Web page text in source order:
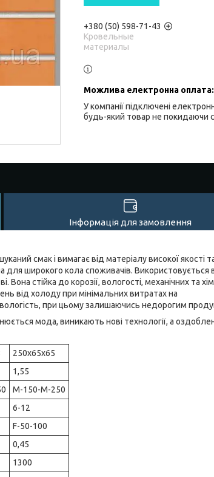
+380 (50) 598-71-43
Кровельные
материалы
У компанії підключені
будь-який товар не покидаючи
Інформація для замовлення
смак і вимагає від матеріалу високої якості
для широкого кола споживачів. Використовується
стійка до корозії, вологості, механічних та
від холоду при мінімальних витратах на
при цьому залишаючись недорогим
мода, виникають нові технології, а
250х65х65
1,55
М-150-М-250
6-12
F-50-100
0,45
1300